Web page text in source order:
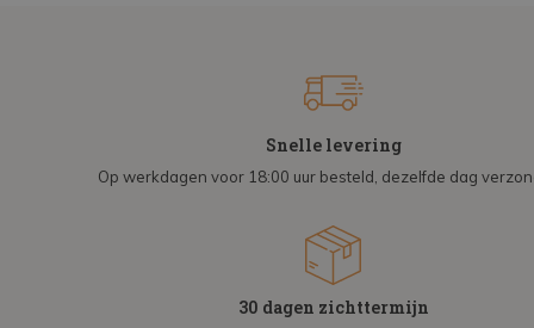
Snelle levering
Op werkdagen voor 18:00 uur besteld, dezelfde dag
30 dagen zichttermijn